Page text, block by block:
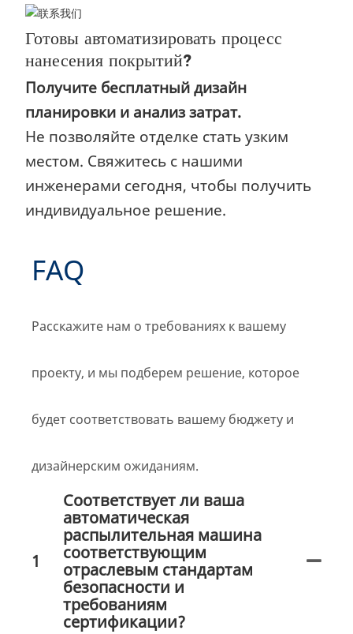
Готовы автоматизировать процесс
нанесения покрытий?
Получите бесплатный дизайн
планировки и анализ затрат.
Не позволяйте отделке стать узким
местом. Свяжитесь с нашими
инженерами сегодня, чтобы получить
индивидуальное решение.
FAQ
Расскажите нам о требованиях к вашему
проекту, и мы подберем решение, которое
будет соответствовать вашему бюджету и
дизайнерским ожиданиям.
1
Соответствует ли ваша
автоматическая
распылительная машина
соответствующим
отраслевым стандартам
безопасности и
требованиям
сертификации?